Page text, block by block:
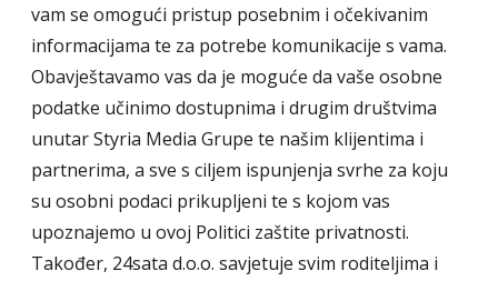
vam se omogući pristup posebnim i očekivanim
informacijama te za potrebe komunikacije s vama.
Obavještavamo vas da je moguće da vaše osobne
podatke učinimo dostupnima i drugim društvima
unutar Styria Media Grupe te našim klijentima i
partnerima, a sve s ciljem ispunjenja svrhe za koju
su osobni podaci prikupljeni te s kojom vas
upoznajemo u ovoj Politici zaštite privatnosti.
Također, 24sata d.o.o. savjetuje svim roditeljima i